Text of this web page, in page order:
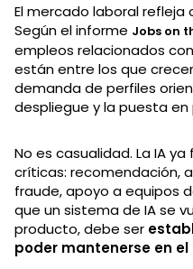
El mercado laboral
Según el informe Jobs on
empleos relacionados
están entre los que
demanda de perfiles
despliegue y la puesta en
No es casualidad. La IA
críticas: recomendación,
fraude, apoyo a equipos
que un sistema de IA se
producto, debe ser
poder mantenerse en